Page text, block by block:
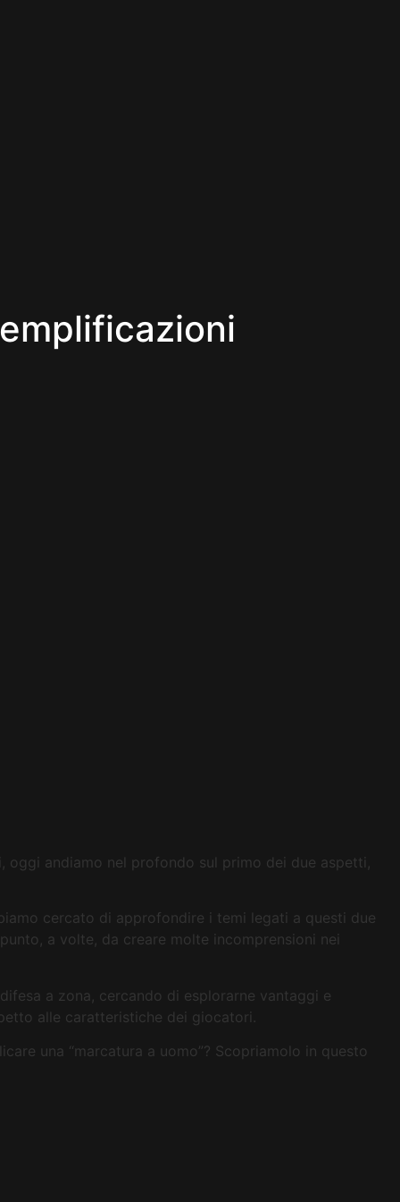
andiamo nel profondo sul primo dei due aspetti,
cercato di approfondire i temi legati a questi due
a volte, da creare molte incomprensioni nei
a zona, cercando di esplorarne vantaggi e
alle caratteristiche dei giocatori.
una “marcatura a uomo”? Scopriamolo in questo